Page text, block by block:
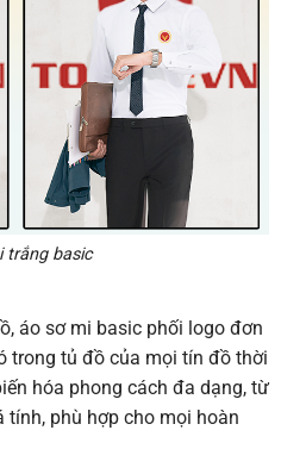
trắng basic
áo sơ mi basic phối logo đơn
trong tủ đồ của mọi tín đồ thời
hóa phong cách đa dạng, từ
phù hợp cho mọi hoàn